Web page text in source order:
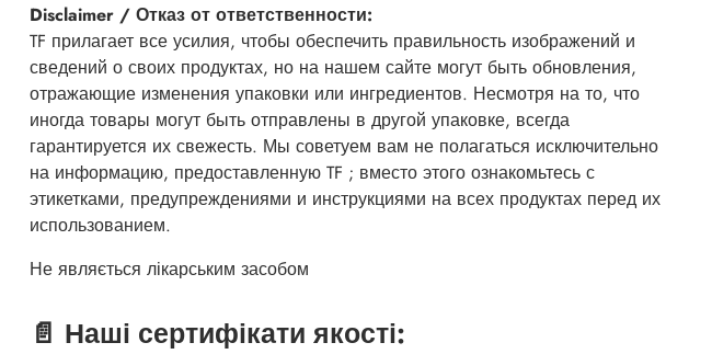
Disclaimer / Отказ от ответственности:
TF прилагает все усилия, чтобы обеспечить правильность изображений и
сведений о своих продуктах, но на нашем сайте могут быть обновления,
отражающие изменения упаковки или ингредиентов. Несмотря на то, что
иногда товары могут быть отправлены в другой упаковке, всегда
гарантируется их свежесть. Мы советуем вам не полагаться исключительно
на информацию, предоставленную TF ; вместо этого ознакомьтесь с
этикетками, предупреждениями и инструкциями на всех продуктах перед их
использованием.
Не являється лікарським засобом
📄 Наші сертифікати якості: